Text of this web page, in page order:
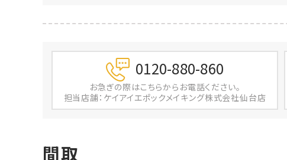
0120-880-860
お急ぎの際はこちらからお電話ください。
担当店舗：ケイアイエポックメイキング株式会社仙台店
間取